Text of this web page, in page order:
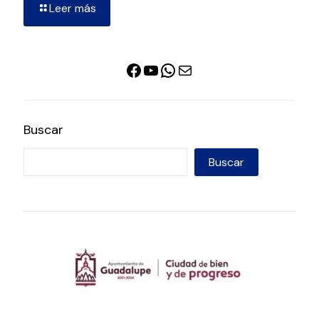
Leer más
Facebook
YouTube
WhatsApp
Correo electrónico
Buscar
Buscar